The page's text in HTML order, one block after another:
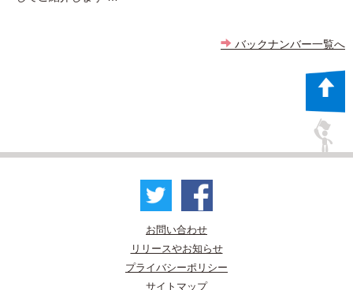
バックナンバー一覧へ
お問い合わせ
リリースやお知らせ
プライバシーポリシー
サイトマップ